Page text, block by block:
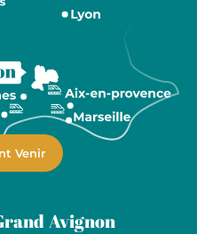
Venir
Avignon